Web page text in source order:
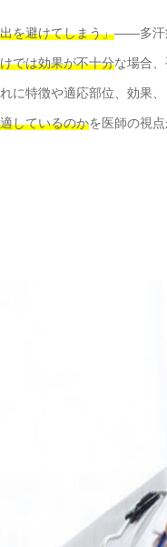
を避けてしまう」――多汗
では効果が不十分な場合
に特徴や適応部位、効果、
しているのかを医師の視